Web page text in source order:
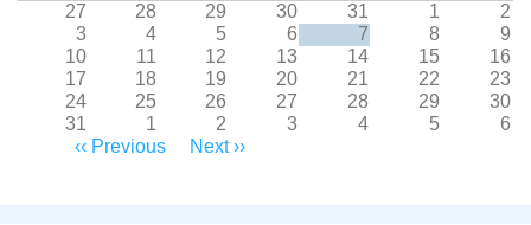
27
28 29 30 31 1
2
3
4 5 6 7 8
9
10
11 12 13 14 15
16
17
18 19 20 21 22
23
24
25 26 27 28 29
30
31
1 2 3 4 5
6
Pagination
‹‹ Previous Next ››